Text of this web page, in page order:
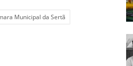
Municipal da Sertã